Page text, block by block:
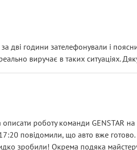
стартер, і тоді сервіс наче
не хвилюватися. ( надіюсь
дрібницями.
серйозно підірвав.
поїхав”
якість, а “аби швидше і дорожче”.
дві години зателефонували і
виручає в таких ситуаціях.
роботу команди GENSTAR
повідомили, що авто вже
зробили! Окрема подяка